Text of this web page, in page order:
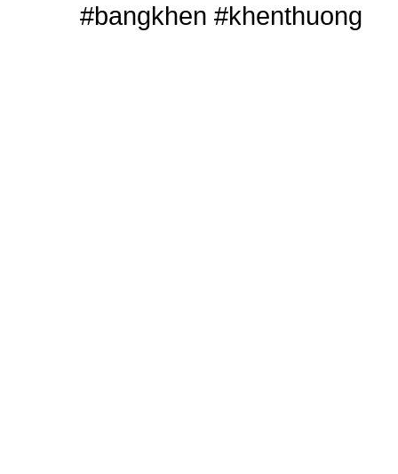
#bangkhen #khenthuong